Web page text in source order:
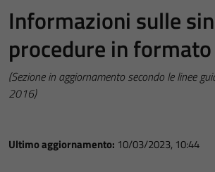
Informazioni sulle
procedure in
(Sezione in aggiornamento secondo le linee
2016)
Ultimo aggiornamento: 10/03/2023, 10:44